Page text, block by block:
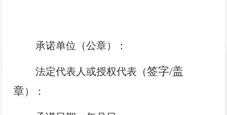
承诺单位（公章）：
法定代表人或授权代表（签字/盖
章）：